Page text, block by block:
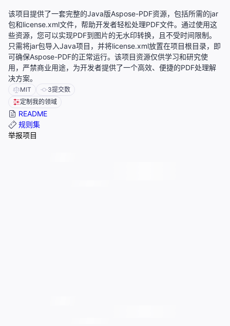
该项目提供了一套完整的Java版Aspose-PDF资源，包括所需的jar
包和license.xml文件，帮助开发者轻松处理PDF文件。通过使用这
些资源，您可以实现PDF到图片的无水印转换，且不受时间限制。
只需将jar包导入Java项目，并将license.xml放置在项目根目录，即
可确保Aspose-PDF的正常运行。该项目资源仅供学习和研究使
用，严禁商业用途，为开发者提供了一个高效、便捷的PDF处理解
决方案。
MIT 3提交数
定制我的领域
README
规则集
举报项目